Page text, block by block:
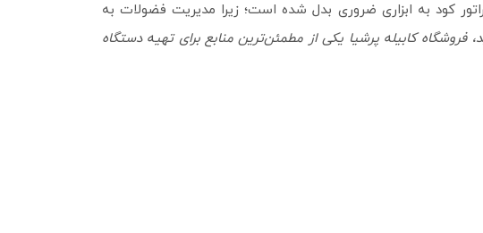
کود به ابزاری ضروری بدل شده است؛ زیرا مدیریت فضولات به‌
فروشگاه کابیله پرشیا یکی از مطمئن‌ترین منابع برای تهیه دستگاه